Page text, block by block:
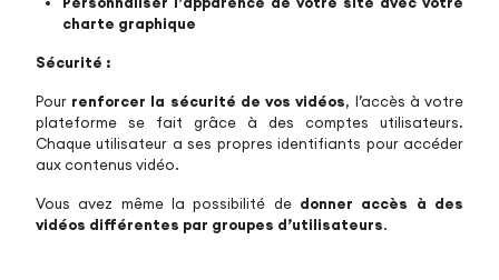
charte graphique
Sécurité :
Pour renforcer la sécurité de vos vidéos, l’accès à votre
plateforme se fait grâce à des comptes utilisateurs.
Chaque utilisateur a ses propres identifiants pour accéder
aux contenus vidéo.
Vous avez même la possibilité de donner accès à des
vidéos différentes par groupes d’utilisateurs.